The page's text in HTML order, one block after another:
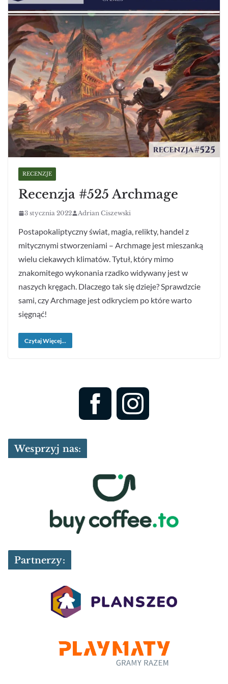
RECENZJE
Recenzja #525 Archmage
3 stycznia 2022 Adrian Ciszewski
Postapokaliptyczny świat, magia, relikty, handel z
mitycznymi stworzeniami – Archmage jest mieszanką
wielu ciekawych klimatów. Tytuł, który mimo
znakomitego wykonania rzadko widywany jest w
naszych kręgach. Dlaczego tak się dzieje? Sprawdzcie
sami, czy Archmage jest odkryciem po które warto
sięgnąć!
Czytaj Więcej...
Wesprzyj nas:
Partnerzy: